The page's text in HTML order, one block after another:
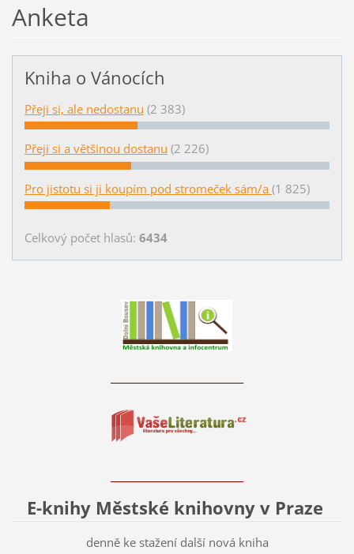
Anketa
Kniha o Vánocích
Přeji si, ale nedostanu (2 383)
Přeji si a většinou dostanu (2 226)
Pro jistotu si ji koupím pod stromeček sám/a (1 825)
Celkový počet hlasů: 6434
E-knihy Městské knihovny v Praze
denně ke stažení další nová kniha